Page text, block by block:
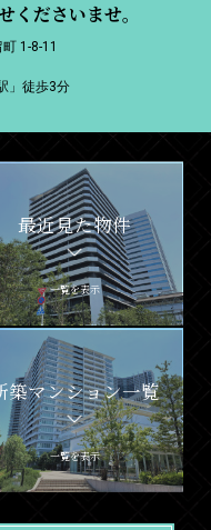
くださいませ。
1-8-11
」徒歩3分
最近見た物件
一覧を表示
築マンション一覧
一覧を表示